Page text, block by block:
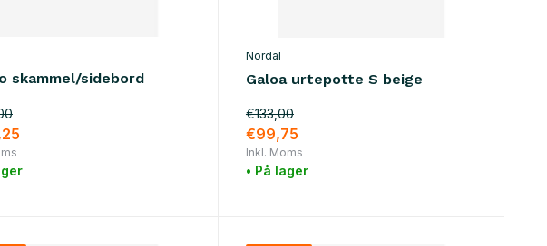
skammel/sidebord
Nordal
Galoa urtepotte S beige
€133,00
€99,75
Inkl. Moms
• På lager